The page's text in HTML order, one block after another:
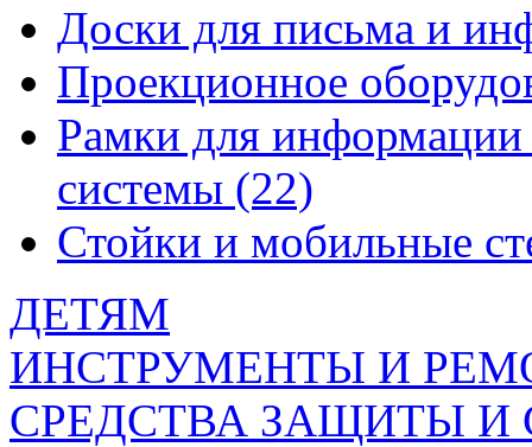
Доски для письма и
Проекционное
Рамки для
системы (22)
Стойки и мобильные
ДЕТЯМ
ИНСТРУМЕНТЫ И
СРЕДСТВА ЗАЩИТЫ